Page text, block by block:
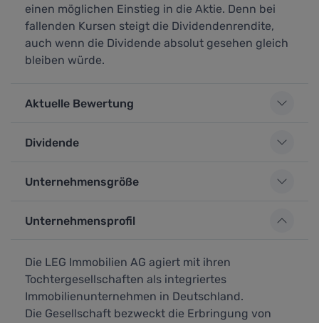
einen möglichen Einstieg in die Aktie. Denn bei
fallenden Kursen steigt die Dividendenrendite,
auch wenn die Dividende absolut gesehen gleich
bleiben würde.
Aktuelle Bewertung
Dividende
Unternehmensgröße
Unternehmensprofil
Die LEG Immobilien AG agiert mit ihren
Tochtergesellschaften als integriertes
Immobilienunternehmen in Deutschland.
Die Gesellschaft bezweckt die Erbringung von